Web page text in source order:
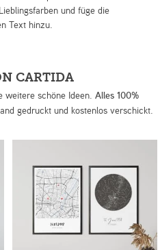
und füge die
Text hinzu.
CARTIDA
weitere schöne Ideen. Alles 100%
gedruckt und kostenlos verschickt.